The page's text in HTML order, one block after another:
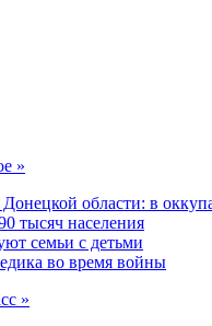
»
области: в
тысяч населения
семьи с детьми
во время войны
»